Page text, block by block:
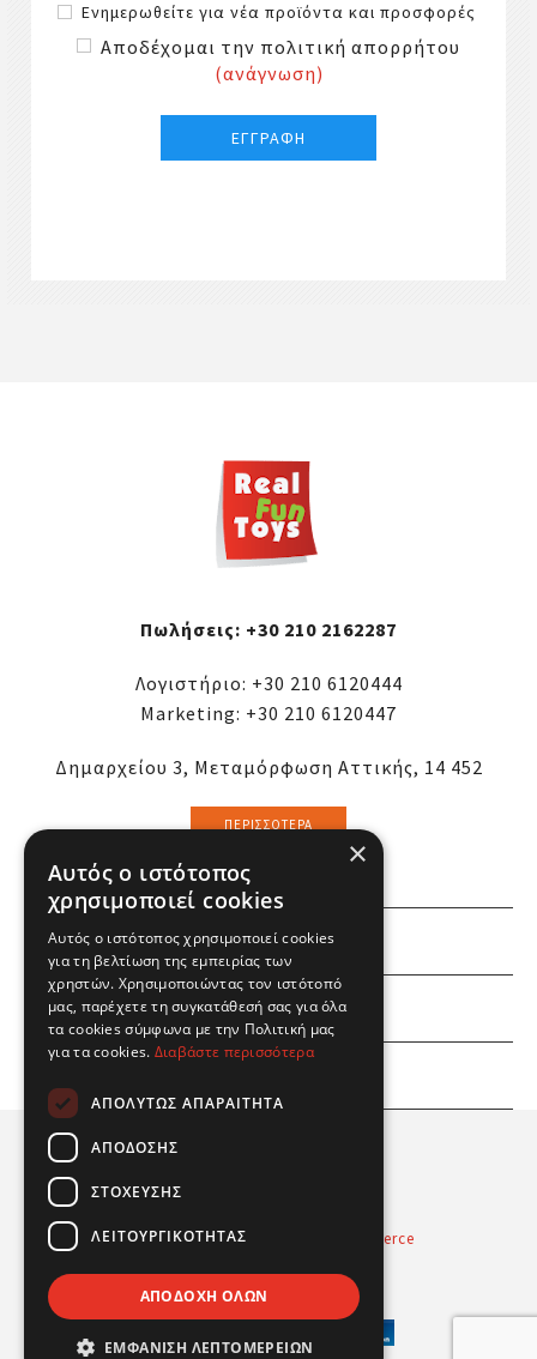
Ενημερωθείτε για νέα προϊόντα και προσφορές
Αποδέχομαι την πολιτική απορρήτου
(ανάγνωση)
Πωλήσεις: +30 210 2162287
Λογιστήριο: +30 210 6120444
Marketing: +30 210 6120447
Δημαρχείου 3, Μεταμόρφωση Αττικής, 14 452
ΠΕΡΙΣΣΌΤΕΡΑ
ΕΜΕΙΣ
ΕΣΕΙΣ
Powered byRadicode
nopCommerce
×
Αυτός ο ιστότοπος
χρησιμοποιεί cookies
Αυτός ο ιστότοπος χρησιμοποιεί cookies
για τη βελτίωση της εμπειρίας των
χρηστών. Χρησιμοποιώντας τον ιστότοπό
μας, παρέχετε τη συγκατάθεσή σας για όλα
τα cookies σύμφωνα με την Πολιτική μας
για τα cookies. Διαβάστε περισσότερα
ΑΠΟΛΎΤΩΣ ΑΠΑΡΑΊΤΗΤΑ
ΑΠΌΔΟΣΗΣ
ΣΤΌΧΕΥΣΗΣ
ΛΕΙΤΟΥΡΓΙΚΌΤΗΤΑΣ
ΑΠΟΔΟΧΉ ΌΛΩΝ
ΕΜΦΆΝΙΣΗ ΛΕΠΤΟΜΕΡΕΙΏΝ